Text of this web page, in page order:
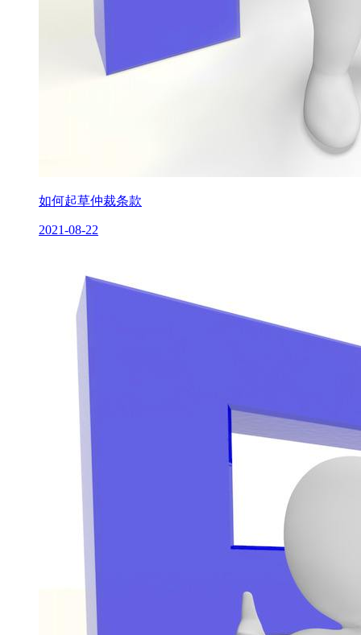
如何起草仲裁条款
2021-08-22